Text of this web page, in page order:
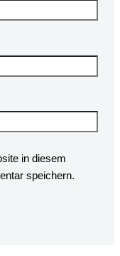
in diesem
speichern.